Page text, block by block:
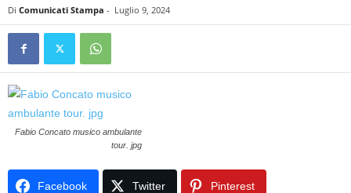
Di Comunicati Stampa - Luglio 9, 2024
Fabio Concato musico ambulante
tour. jpg
Facebook Twitter Pinterest